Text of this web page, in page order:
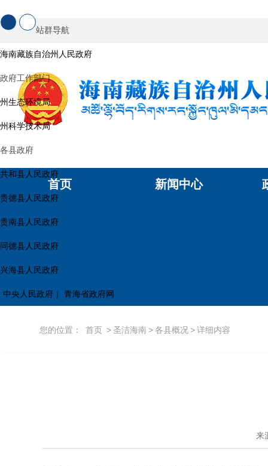
站群导航
海南藏族自治州人民政府
政府工作部门
州生态环境局
州科学技术局
各县政府
共和县人民政府
贵德县人民政府
贵南县人民政府
同德县人民政府
兴海县人民政府
中央人民政府 | 青海省政府网
首页 新闻中心
您的位置： 首页 >圣洁海南> 各县概况>详细内容
来